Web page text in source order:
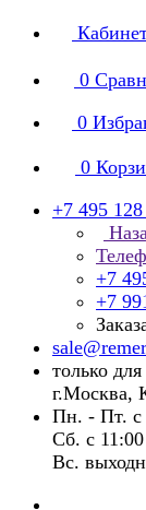
0
0
0
+7 495
+7
+7
только
г.Москва,
Пн. - Пт. с
Сб. с
Вс.